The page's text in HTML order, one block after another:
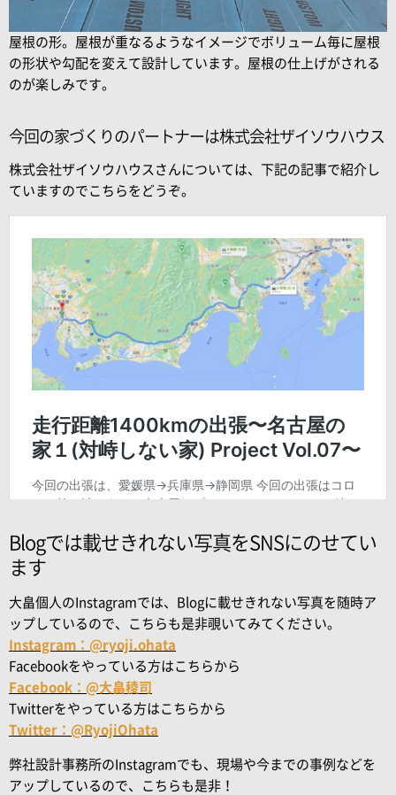
屋根の形。屋根が重なるようなイメージでボリューム毎に屋根
の形状や勾配を変えて設計しています。屋根の仕上げがされる
のが楽しみです。
今回の家づくりのパートナーは株式会社ザイソウハウス
株式会社ザイソウハウスさんについては、下記の記事で紹介し
ていますのでこちらをどうぞ。
Blogでは載せきれない写真をSNSにのせてい
ます
大畠個人のInstagramでは、Blogに載せきれない写真を随時ア
ップしているので、こちらも是非覗いてみてください。
Instagram：@ryoji.ohata
Facebookをやっている方はこちらから
Facebook：@大畠稜司
Twitterをやっている方はこちらから
Twitter：@RyojiOhata
弊社設計事務所のInstagramでも、現場や今までの事例などを
アップしているので、こちらも是非！